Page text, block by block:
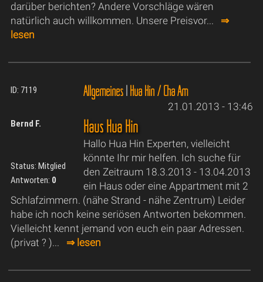
darüber berichten? Andere Vorschläge wären
natürlich auch willkommen. Unsere Preisvor... ⇒
lesen
ID: 7119 Allgemeines|Hua Hin / Cha Am
21.01.2013 - 13:46
Bernd F.
Status: Mitglied
Antworten: 0
Haus Hua Hin
Hallo Hua Hin Experten, vielleicht
könnte Ihr mir helfen. Ich suche für
den Zeitraum 18.3.2013 - 13.04.2013
ein Haus oder eine Appartment mit 2
Schlafzimmern. (nähe Strand - nähe Zentrum) Leider
habe ich noch keine seriösen Antworten bekommen.
Vielleicht kennt jemand von euch ein paar Adressen.
(privat ? )... ⇒ lesen